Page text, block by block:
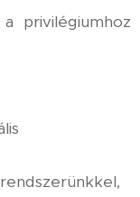
privilégiumhoz